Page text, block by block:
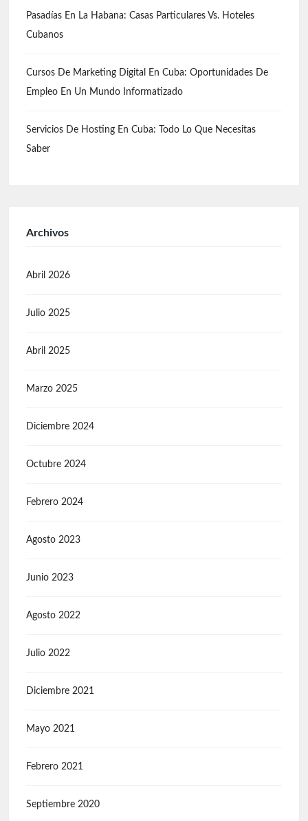
Pasadías En La Habana: Casas Particulares Vs. Hoteles
Cubanos
Cursos De Marketing Digital En Cuba: Oportunidades De
Empleo En Un Mundo Informatizado
Servicios De Hosting En Cuba: Todo Lo Que Necesitas
Saber
Archivos
Abril 2026
Julio 2025
Abril 2025
Marzo 2025
Diciembre 2024
Octubre 2024
Febrero 2024
Agosto 2023
Junio 2023
Agosto 2022
Julio 2022
Diciembre 2021
Mayo 2021
Febrero 2021
Septiembre 2020